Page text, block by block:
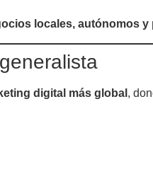
locales, autónomos y
digital más global ,